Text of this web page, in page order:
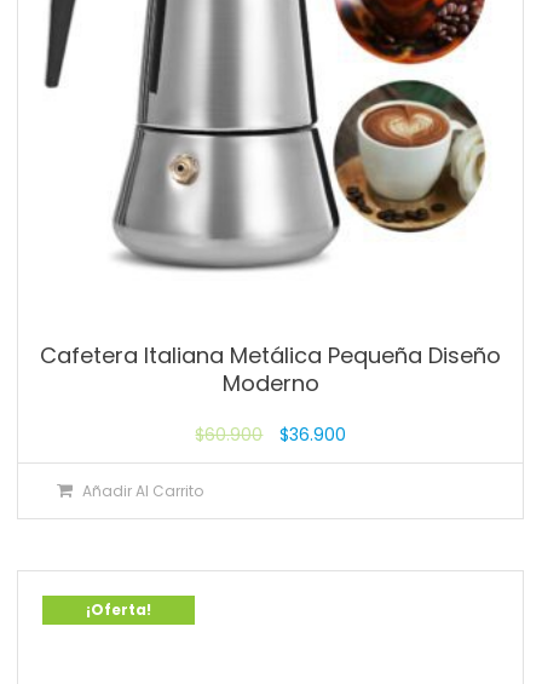
Cafetera Italiana Metálica Pequeña Diseño
Moderno
$60.900 $36.900
Añadir Al Carrito
¡Oferta!